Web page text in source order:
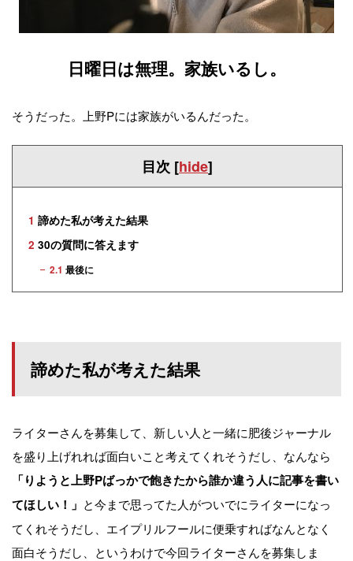
日曜日は無理。家族いるし。
そうだった。上野Pには家族がいるんだった。
目次 [hide]
1 諦めた私が考えた結果
2 30の質問に答えます
2.1 最後に
諦めた私が考えた結果
ライターさんを募集して、新しい人と一緒に肥後ジャーナル
を盛り上げれれば面白いこと考えてくれそうだし、なんなら
「りようと上野Pばっかで飽きたから誰か違う人に記事を書い
てほしい！」 と今まで思ってた人がついでにライターになっ
てくれそうだし、エイプリルフールに便乗すればなんとなく
面白そうだし、というわけで今回ライターさんを募集しま